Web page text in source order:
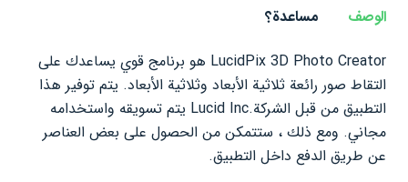
الوصف
مساعدة؟
LucidPix 3D Photo Creator هو برنامج قوي يساعدك على
التقاط صور رائعة ثلاثية الأبعاد وثلاثية الأبعاد. يتم توفير هذا
التطبيق من قبل الشركة.Lucid Inc
يتم تسويقه واستخدامه
مجاني. ومع ذلك ، ستتمكن من الحصول على بعض العناصر
عن طريق الدفع داخل التطبيق.